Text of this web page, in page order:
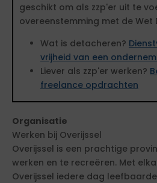
geschikt om als zzp'er uit te
overeenstemming met de Wet
Wat is detacheren?
vrijheid van een
Liever als zzp'er werken?
freelance opdrachten
Organisatie
Werken bij Overijssel
Overijssel is een prachtige
werken en te recreëren. Met
Overijssel iedere dag